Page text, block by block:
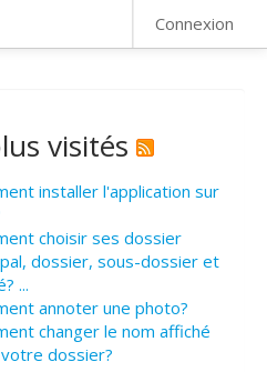
Connexion
visités
installer l'application sur
choisir ses dossier
dossier, sous-dossier et
...
annoter une photo?
changer le nom affiché
dossier?